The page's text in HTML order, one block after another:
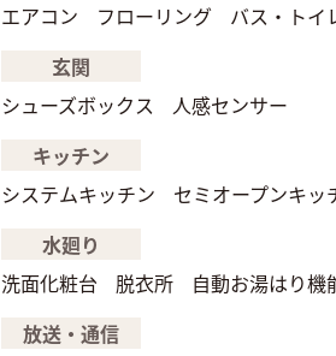
エアコン
フローリング バス・トイ
玄関
シューズボックス
人感センサー
キッチン
システムキッチン
セミオープンキッ
水廻り
洗面化粧台
脱衣所 自動お湯はり機
放送・通信